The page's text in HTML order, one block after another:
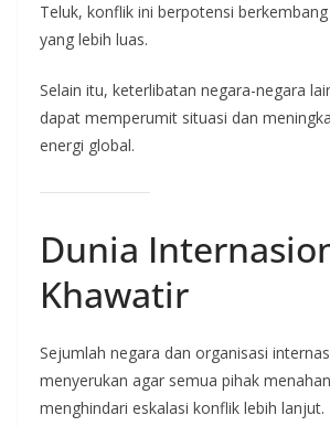
Teluk, konflik ini berpotensi
yang lebih luas.
Selain itu, keterlibatan negara-negara
dapat memperumit situasi dan
energi global.
Dunia
Khawatir
Sejumlah negara dan organisasi
menyerukan agar semua pihak
menghindari eskalasi konflik lebih lanjut.